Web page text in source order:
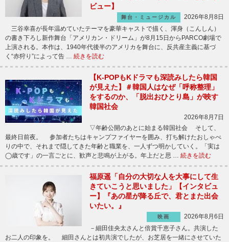
ビュー】
舞台・ミュージカル
2026年8月8日
三谷幸喜が長年温めていたテーマを豪華キャストで描く、渾身（こんしん）
の書き下ろし新作舞台「アメリカン・ドリーム」が8月15日からPARCO劇場で
上演される。本作は、1940年代後半のアメリカを舞台に、反共産主義に基づ
く“赤狩り”によって告 … 続きを読む
【K-POPもKドラマも深読みしたら韓国
が見えた】＃韓国人はなぜ「呼称整理」
をするのか、「脱出おひとり島」が映す
韓国社会
2026年8月7日
▽年齢公開のあとに始まる韓国社会 そして、
最終日前夜。 参加者たちはキャンプファイヤーを囲み、打ち解けたおしゃべ
りの中で、それまで隠してきた年齢と職業を、一人ずつ明かしていく。「実は
◯歳です」の一言ごとに、歓声と悲鳴が上がる。年上だと思 … 続きを読む
福原遥「自分の大切な人を大事にして生
きていこうと思いました」【インタビュ
ー】『あの星が降る丘で、君とまた出会
いたい。』
映画
2026年8月6日
－細田佳央太さんと倍賞千恵子さん。共演した
お二人の印象を。 細田さんとは初共演でしたが、お芝居を一緒にさせていた